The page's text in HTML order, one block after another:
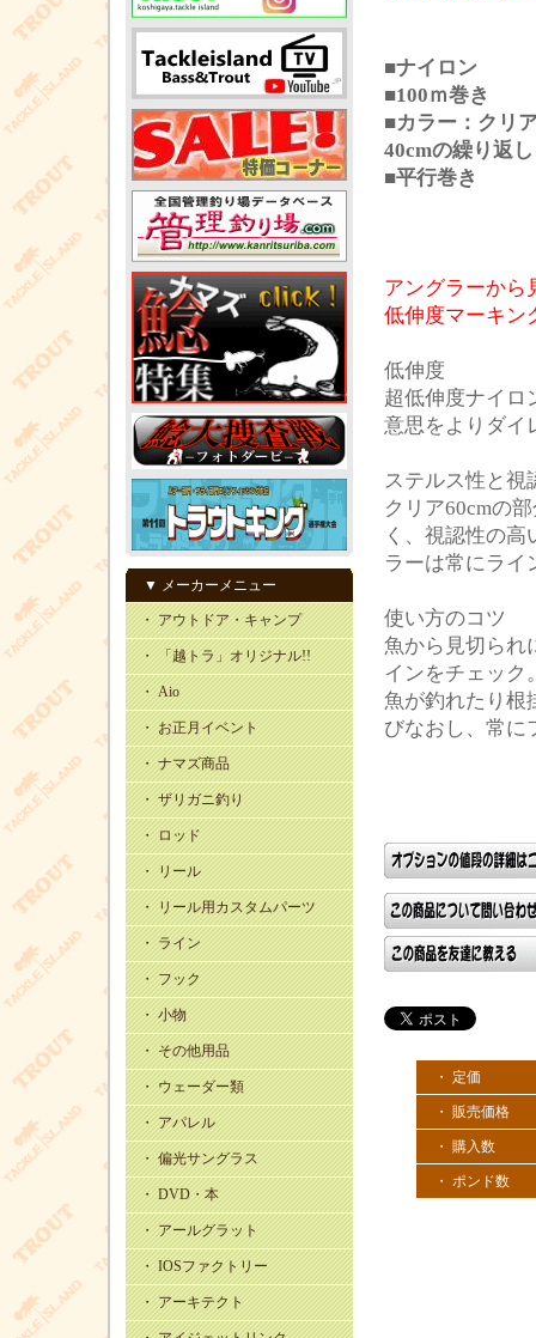
▼ メーカーメニュー
・ アウトドア・キャンプ
・ 「越トラ」オリジナル!!
・ Aio
・ お正月イベント
・ ナマズ商品
・ ザリガニ釣り
・ ロッド
・ リール
・ リール用カスタムパーツ
・ ライン
・ フック
・ 小物
・ その他用品
・ ウェーダー類
・ アパレル
・ 偏光サングラス
・ DVD・本
・ アールグラット
・ IOSファクトリー
・ アーキテクト
■ナイロン
■100ｍ巻き
■カラー：クリ
40cmの繰り返
■平行巻き
アングラーから
低伸度マーキン
低伸度
超低伸度ナイロ
意思をよりダイ
ステルス性と視
クリア60cmの
く、視認性の
ラーは常にライ
使い方のコツ
魚から見切られ
インをチェック
魚が釣れたり根
びなおし、常に
・ 定価
・ 販売価格
・ 購入数
・ ポンド数